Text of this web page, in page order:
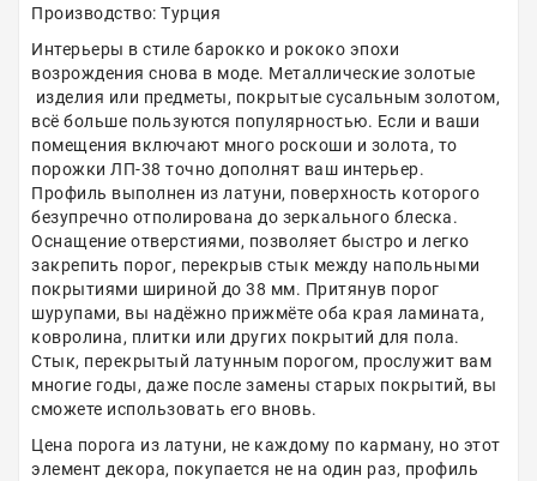
Производство: Турция
Интерьеры в стиле барокко и рококо эпохи
возрождения снова в моде. Металлические золотые
изделия или предметы, покрытые сусальным золотом,
всё больше пользуются популярностью. Если и ваши
помещения включают много роскоши и золота, то
порожки ЛП-38 точно дополнят ваш интерьер.
Профиль выполнен из латуни, поверхность которого
безупречно отполирована до зеркального блеска.
Оснащение отверстиями, позволяет быстро и легко
закрепить порог, перекрыв стык между напольными
покрытиями шириной до 38 мм. Притянув порог
шурупами, вы надёжно прижмёте оба края ламината,
ковролина, плитки или других покрытий для пола.
Стык, перекрытый латунным порогом, прослужит вам
многие годы, даже после замены старых покрытий, вы
сможете использовать его вновь.
Цена порога из латуни, не каждому по карману, но этот
элемент декора, покупается не на один раз, профиль